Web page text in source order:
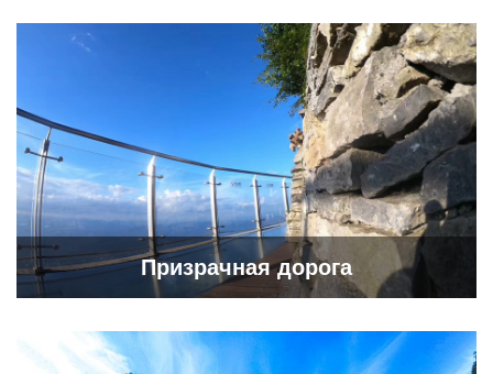
Призрачная дорога